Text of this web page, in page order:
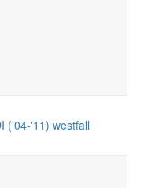
('04-'11) westfall